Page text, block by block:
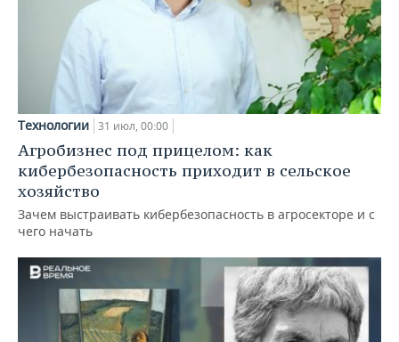
Технологии 31 июл, 00:00
Агробизнес под прицелом: как
кибербезопасность приходит в сельское
хозяйство
Зачем выстраивать кибербезопасность в агросекторе и с
чего начать